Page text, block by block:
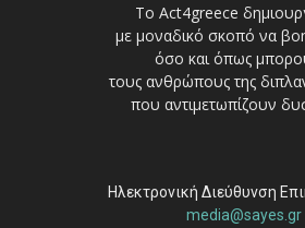
Το Act4greece
με μοναδικό σκοπό να
όσο και όπως
τους ανθρώπους της
που αντιμετωπίζουν
Ηλεκτρονική Διεύθυνση
media@sayes.gr